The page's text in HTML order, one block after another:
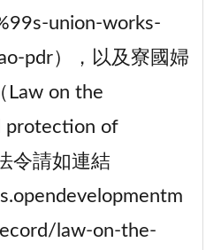
union-works-
pdr），以及寮國婦
Law on the
protection of
令請如連結
law-on-the-